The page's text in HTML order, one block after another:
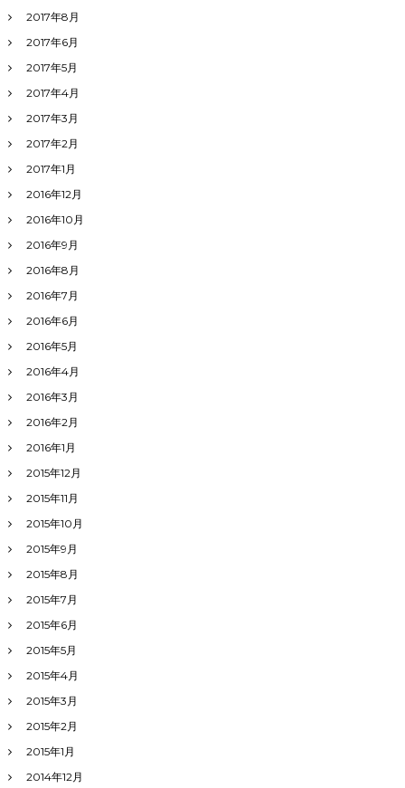
2017年8月
2017年6月
2017年5月
2017年4月
2017年3月
2017年2月
2017年1月
2016年12月
2016年10月
2016年9月
2016年8月
2016年7月
2016年6月
2016年5月
2016年4月
2016年3月
2016年2月
2016年1月
2015年12月
2015年11月
2015年10月
2015年9月
2015年8月
2015年7月
2015年6月
2015年5月
2015年4月
2015年3月
2015年2月
2015年1月
2014年12月